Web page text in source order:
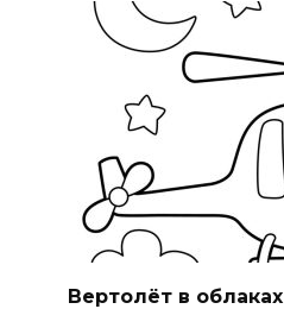
Вертолёт в облаках